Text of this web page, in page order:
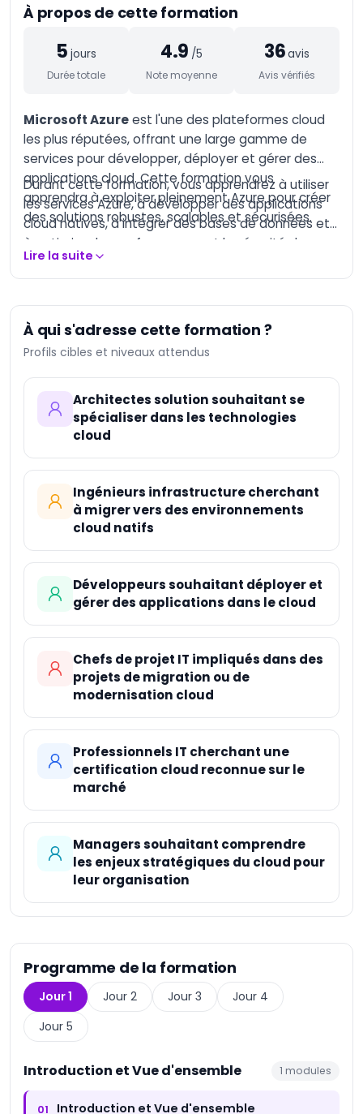
Manager
Marketing Manager
AI-Augmented
AI-Augmented
Creative Manager
AI-Augmented Trainer
AI-Augmented HQSE
Manager
Databricks Certified
Data Engineer
Databricks Certified
Associate
Databricks Certified
Databricks Certified
Machine Learning
Professional
À propos de cette formation
5 jours
Durée totale
4.9 /5
Note moyenne
36avis
Avis vérifiés
Microsoft Azureest l'une des plateformes cloud
les plus réputées, offrant une large gamme de
services pour développer, déployer et gérer des
applications cloud. Cette formation vous
apprendra à exploiter pleinement Azure pour créer
des solutions robustes, scalables et sécurisées.
Durant cette formation, vous apprendrez à utiliser
les services Azure, à développer des applications
cloud natives, à intégrer des bases de données et
à optimiser les performances et la sécurité de vos
déploiements.
Lire la suite
À qui s'adresse cette formation ?
Profils cibles et niveaux attendus
Architectes solution souhaitant se
spécialiser dans les technologies
cloud
Ingénieurs infrastructure cherchant
à migrer vers des environnements
cloud natifs
Développeurs souhaitant déployer et
gérer des applications dans le cloud
Chefs de projet IT impliqués dans des
projets de migration ou de
modernisation cloud
Professionnels IT cherchant une
certification cloud reconnue sur le
marché
Managers souhaitant comprendre
les enjeux stratégiques du cloud pour
leur organisation
Programme de la formation
Jour 1 Jour 2 Jour 3
Jour 4
Jour 5
Introduction et Vue d'ensemble 1 modules
01 Introduction et Vue d'ensemble